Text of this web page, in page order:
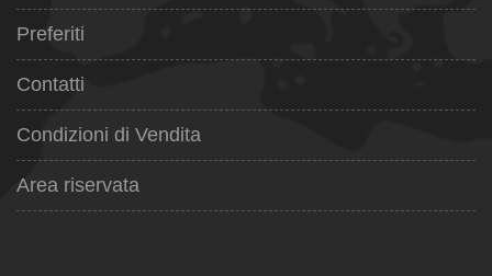
Preferiti
Contatti
Condizioni di Vendita
Area riservata